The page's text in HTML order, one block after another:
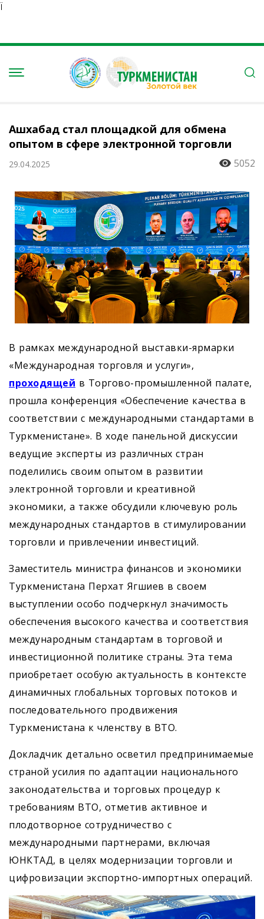
Ï
Ашхабад стал площадкой для обмена
опытом в сфере электронной торговли
29.04.2025 5052
В рамках международной выставки-ярмарки
«Международная торговля и услуги»,
проходящей в Торгово-промышленной палате,
прошла конференция «Обеспечение качества в
соответствии с международными стандартами в
Туркменистане». В ходе панельной дискуссии
ведущие эксперты из различных стран
поделились своим опытом в развитии
электронной торговли и креативной
экономики, а также обсудили ключевую роль
международных стандартов в стимулировании
торговли и привлечении инвестиций.
Заместитель министра финансов и экономики
Туркменистана Перхат Ягшиев в своем
выступлении особо подчеркнул значимость
обеспечения высокого качества и соответствия
международным стандартам в торговой и
инвестиционной политике страны. Эта тема
приобретает особую актуальность в контексте
динамичных глобальных торговых потоков и
последовательного продвижения
Туркменистана к членству в ВТО.
Докладчик детально осветил предпринимаемые
страной усилия по адаптации национального
законодательства и торговых процедур к
требованиям ВТО, отметив активное и
плодотворное сотрудничество с
международными партнерами, включая
ЮНКТАД, в целях модернизации торговли и
цифровизации экспортно-импортных операций.